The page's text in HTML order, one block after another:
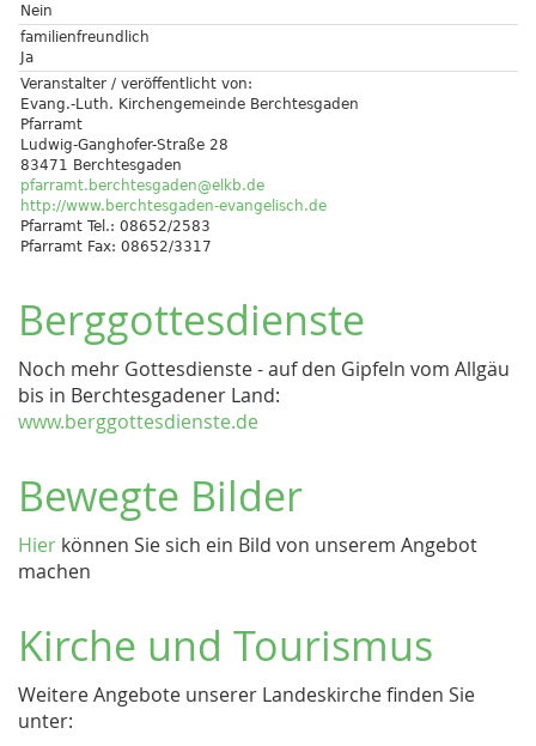
Nein
familienfreundlich
Ja
Veranstalter / veröffentlicht von:
Evang.-Luth. Kirchengemeinde Berchtesgaden
Pfarramt
Ludwig-Ganghofer-Straße 28
83471 Berchtesgaden
pfarramt.berchtesgaden@elkb.de
http://www.berchtesgaden-evangelisch.de
Pfarramt Tel.: 08652/2583
Pfarramt Fax: 08652/3317
Berggottesdienste
Noch mehr Gottesdienste - auf den Gipfeln vom Allgäu
bis in Berchtesgadener Land:
www.berggottesdienste.de
Bewegte Bilder
Hier können Sie sich ein Bild von unserem Angebot
machen
Kirche und Tourismus
Weitere Angebote unserer Landeskirche finden Sie
unter: